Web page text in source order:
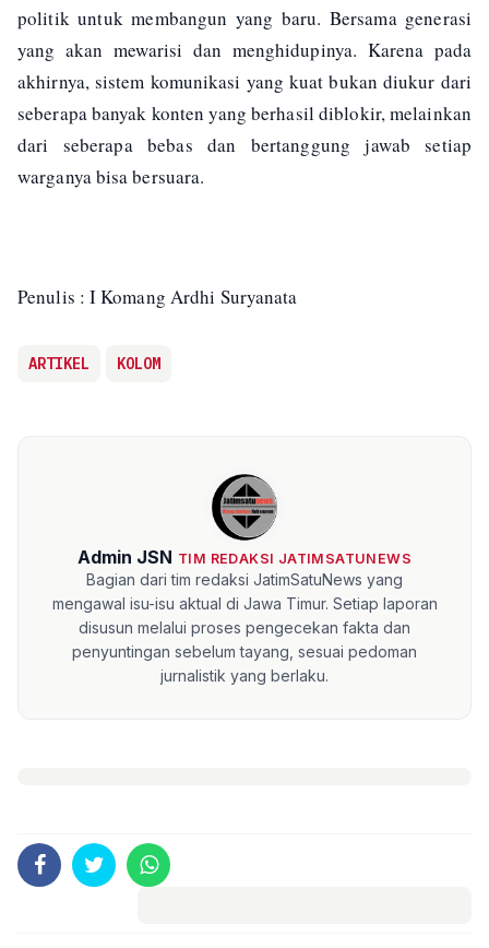
politik untuk membangun yang baru. Bersama generasi
yang akan mewarisi dan menghidupinya. Karena pada
akhirnya, sistem komunikasi yang kuat bukan diukur dari
seberapa banyak konten yang berhasil diblokir, melainkan
dari seberapa bebas dan bertanggung jawab setiap
warganya bisa bersuara.
Penulis : I Komang Ardhi Suryanata
ARTIKEL KOLOM
Admin JSN TIM REDAKSI JATIMSATUNEWS
Bagian dari tim redaksi JatimSatuNews yang
mengawal isu-isu aktual di Jawa Timur. Setiap laporan
disusun melalui proses pengecekan fakta dan
penyuntingan sebelum tayang, sesuai pedoman
jurnalistik yang berlaku.